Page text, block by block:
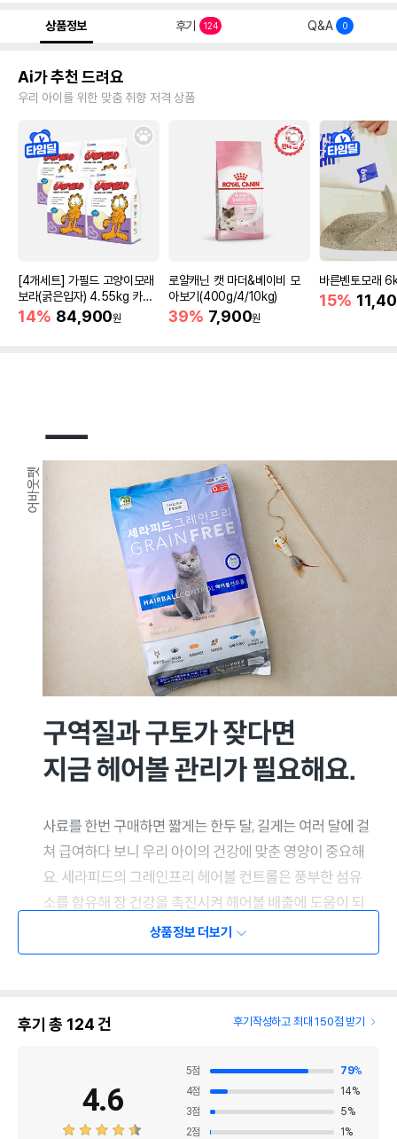
상품정보 후기 124 Q&A 0
Ai가 추천 드려요
우리 아이를 위한 맞춤 취향 저격 상품
[4개세트] 가필드 고양이모래
보라(굵은입자) 4.55kg 카사
바모래
14% 84,900원
로얄캐닌 캣 마더&베이비 모
아보기(400g/4/10kg)
39% 7,900원
바른벤토모래
15%
상품정보 더보기
후기 총 124건 후기작성하고 최대 150점 받기
4.6
5점 79%
4점 14%
3점 5%
2점 1 %